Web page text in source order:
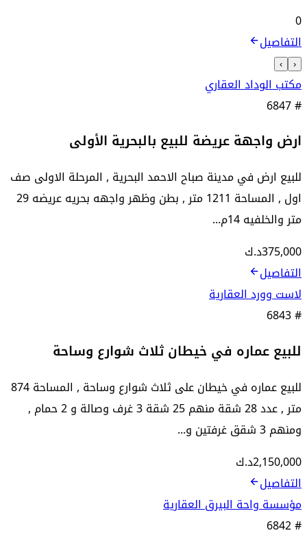
0
التفاصيل
‹
›
مكتب الوداد العقاري
6847#
ارض واجهة عريضة للبيع بالبحرية الأولى
للبيع ارض في مدينة صباح الاحمد البحرية , المرحلة الاولى صف
اول , المساحة 1211 متر , بطن وظهر واجهه بحريه عريضه 29
متر والخلفيه 14م...
375,000د.ك
التفاصيل
لاست وورد العقارية
6843#
للبيع عماره في خيطان ثلاث شوارع وساحة
‏للبيع عماره في خيطان على ثلاث شوارع وساحة , المساحة 874
متر , ‏عدد 28 شقة منهم 25 شقة 3 غرف وصالة و 2 حمام ,
ومنهم 3 شقق غرفتين و...
2,150,000د.ك
التفاصيل
مؤسسة واحة البيرق العقارية
6842#